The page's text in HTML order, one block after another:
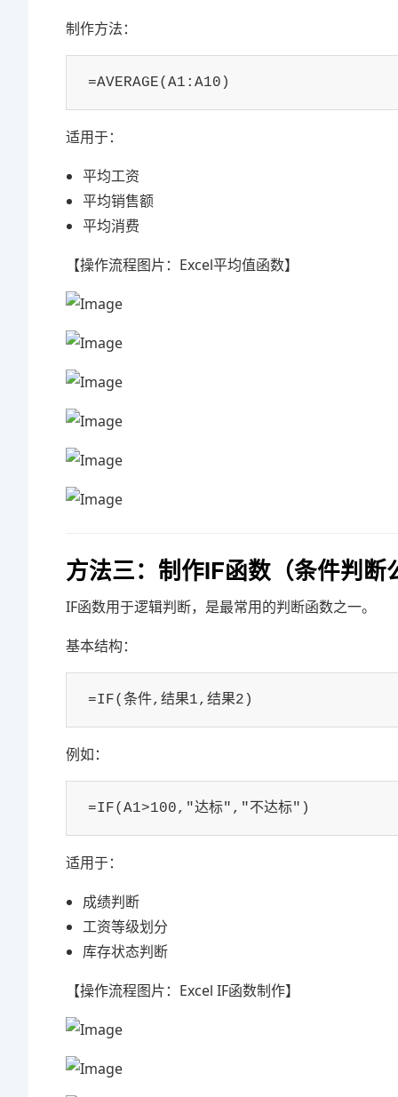
制作方法：
=AVERAGE(A1:A10)
适用于：
平均工资
平均销售额
平均消费
【操作流程图片：Excel平均值函数】
方法三：制作IF函数（条件判断
IF函数用于逻辑判断，是最常用的判断函数之一。
基本结构：
=IF(条件,结果1,结果2)
例如：
=IF(A1>100,"达标","不达标")
适用于：
成绩判断
工资等级划分
库存状态判断
【操作流程图片：Excel IF函数制作】